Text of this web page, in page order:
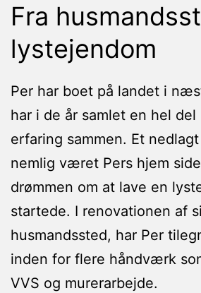
Fra
lystejendom
Per har boet på landet i
har i de år samlet en hel del
erfaring sammen. Et
nemlig været Pers hjem
drømmen om at lave en
startede. I renovationen af
husmandssted, har Per
inden for flere håndværk
VVS og murerarbejde.